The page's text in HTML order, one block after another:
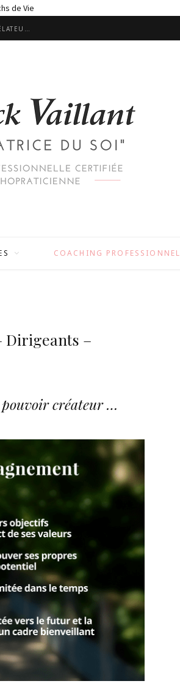
de Vie
LES RELATIONS SONT ELLES UN MIROIR DE SOI ? L’AUTRE – RÉVÉLATEUR MALGRÉ LUI ?
COACHING PROFESSIONNEL
Dirigeants –
créateur …